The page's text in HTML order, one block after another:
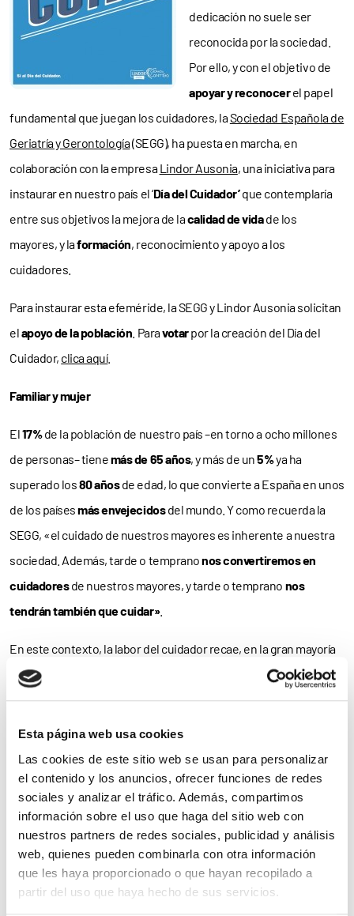
Esta página web usa cookies
Las cookies de este sitio web se usan para personalizar
el contenido y los anuncios, ofrecer funciones de redes
sociales y analizar el tráfico. Además, compartimos
información sobre el uso que haga del sitio web con
nuestros partners de redes sociales, publicidad y análisis
web, quienes pueden combinarla con otra información
que les haya proporcionado o que hayan recopilado a
partir del uso que haya hecho de sus servicios.
dedicación no suele ser
reconocida por la sociedad.
Por ello, y con el objetivo de
apoyar y reconocerel papel
fundamental que juegan los cuidadores, laSociedad Española de
Geriatría y Gerontología(SEGG), ha puesta en marcha, en
colaboración con la empresaLindor Ausonia, una iniciativa para
instaurar en nuestro país el ‘Día del Cuidador’que contemplaría
entre sus objetivos la mejora de lacalidad de vidade los
mayores, y laformación, reconocimiento y apoyo a los
cuidadores.
Para instaurar esta efeméride, la SEGG y Lindor Ausonia solicitan
elapoyo de la población . Paravotarpor la creación del Día del
Cuidador, clica aquí.
Familiar y mujer
El17%de la población de nuestro país –en torno a ocho millones
de personas– tienemás de65 años, y más de un5%ya ha
superado los80 añosde edad, lo que convierte a España en unos
de los paísesmás envejecidosdel mundo. Y como recuerda la
SEGG, «el cuidado de nuestros mayores es inherente a nuestra
sociedad. Además, tarde o tempranonos convertiremos en
cuidadoresde nuestros mayores, y tarde o temprano nos
tendrán también que cuidar».
En este contexto, la labor del cuidador recae, en la gran mayoría
de las ocasiones, en las
de la familia. Como explica el
doctor José Antonio López Trigo, presidente de la SEGG, «más
persona, quien normalmente es unfamiliar. En concreto, la
figura es femenina y singular, ya quemás del 85%de las
personas que cuidan son mujeres, y más del90%de estas
mujeres cuidan de formaexclusiva y única».
Guía del Cuidador